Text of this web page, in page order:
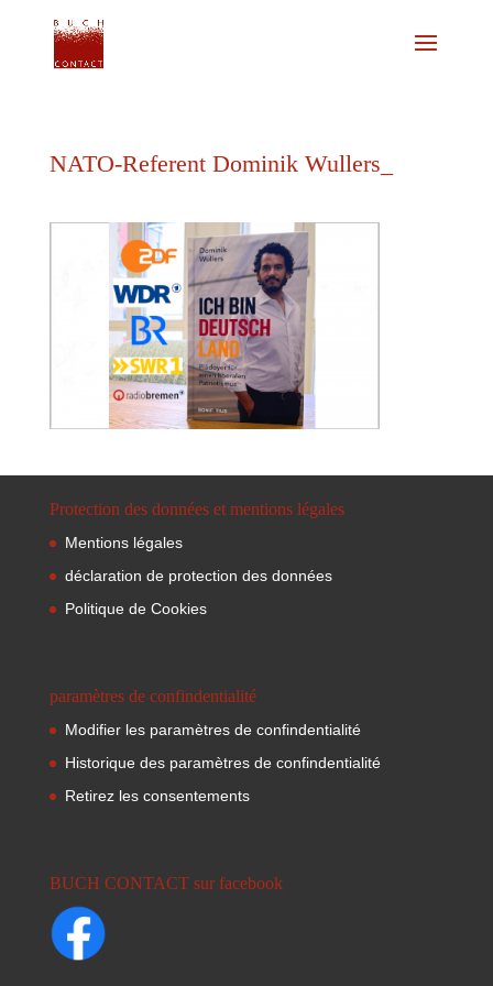
NATO-Referent Dominik Wullers_
Protection des données et mentions légales
Mentions légales
déclaration de protection des données
Politique de Cookies
paramètres de confindentialité
Modifier les paramètres de confindentialité
Historique des paramètres de confindentialité
Retirez les consentements
BUCH CONTACT sur facebook